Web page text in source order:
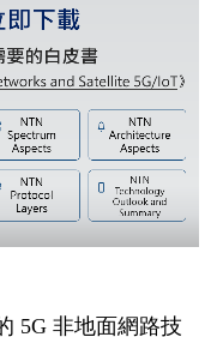
5G 非地面網路技